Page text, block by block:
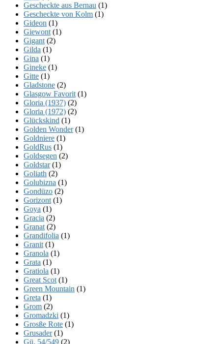
Gescheckte aus Bernau (1)
Gescheckte von Kolm (1)
Gideon (1)
Giewont (1)
Gigant (2)
Gilda (1)
Gina (1)
Gineke (1)
Gitte (1)
Gladstone (2)
Glasgow Favorit (1)
Gloria (1937) (2)
Gloria (1972) (2)
Glückskind (1)
Golden Wonder(1)
Goldniere (1)
GoldRus (1)
Goldsegen (2)
Goldstar(1)
Goliath (2)
Golubizna (1)
Gondüzo (2)
Gorizont (1)
Goya (1)
Gracia (2)
Granat (2)
Grandifolia (1)
Granit (1)
Granola (1)
Grata (1)
Gratiola (1)
Great Scot (1)
Green Mountain (1)
Greta (1)
Grom (2)
Gromadzki (1)
Grosße Rote (1)
Grusader(1)
Gü. 54/549 (2)